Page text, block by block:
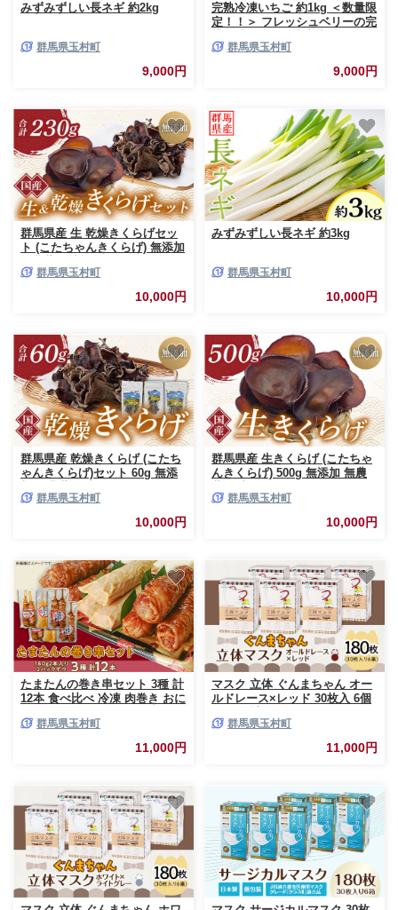
みずみずしい長ネギ 約2kg
群馬県玉村町
9,000円
完熟冷凍いちご 約1kg ＜数量限
定！！＞ フレッシュベリーの完
合約１kg やよいひめ・かおり
野・紅ほっぺ・もういっこ ≪イ
チゴ 苺 ジャム ヨーグルト おや
群馬県玉村町
9,000円
群馬県産 生 乾燥きくらげセッ
ト (こたちゃんきくらげ) 無添加
群馬県玉村町
10,000円
みずみずしい長ネギ 約3kg
群馬県玉村町
10,000円
群馬県産 乾燥きくらげ (こたち
ゃんきくらげ)セット 60g 無添
群馬県玉村町
10,000円
群馬県産 生きくらげ (こたちゃ
んきくらげ) 500g 無添加 無農
群馬県玉村町
10,000円
たまたんの巻き串セット 3種 計
12本 食べ比べ 冷凍 肉巻き おに
群馬県玉村町
11,000円
マスク 立体 ぐんまちゃん オー
ルドレース×レッド 30枚入 6個
群馬県玉村町
11,000円